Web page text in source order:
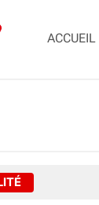
ACCUEIL